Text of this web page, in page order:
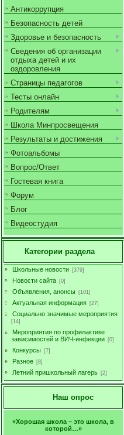
Антикоррупция
Безопасность детей
Здоровье и безопасность
Сведения об организации
отдыха детей и их
оздоровления
Страницы педагогов
Тесты онлайн
Родителям
Школа Минпросвещения
Результаты и достижения
Фотоальбомы
Вопрос/Ответ
Гостевая книга
Форум
Блог
Видеостудия
Категории раздела
Школьные новости [379]
Новости сайта [0]
Объявления, анонсы [101]
Актуальная информация [27]
Социально значимые мероприятия
[14]
Мероприятия по профилактике
зависимостей и ВИЧ-инфекции [0]
Конкурсы [7]
Разное [8]
Летний пришкольный лагерь [2]
Наш опрос
«Хорошая школа – это школа, в
которой…»